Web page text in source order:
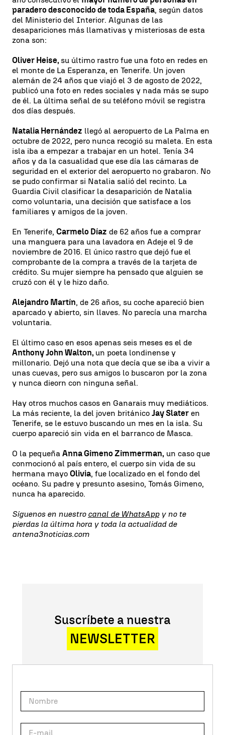
paradero desconocido de toda España, según datos
del Ministerio del Interior. Algunas de las
desapariciones más llamativas y misteriosas de esta
zona son:
Oliver Heise, su último rastro fue una foto en redes en
el monte de La Esperanza, en Tenerife. Un joven
alemán de 24 años que viajó el 3 de agosto de 2022,
publicó una foto en redes sociales y nada más se supo
de él. La última señal de su teléfono móvil se registra
dos días después.
Natalia Hernández llegó al aeropuerto de La Palma en
octubre de 2022, pero nunca recogió su maleta. En esta
isla iba a empezar a trabajar en un hotel. Tenía 34
años y da la casualidad que ese día las cámaras de
seguridad en el exterior del aeropuerto no grabaron. No
se pudo confirmar si Natalia salió del recinto. La
Guardia Civil clasificar la desaparición de Natalia
como voluntaria, una decisión que satisface a los
familiares y amigos de la joven.
En Tenerife, Carmelo Díaz de 62 años fue a comprar
una manguera para una lavadora en Adeje el 9 de
noviembre de 2016. El único rastro que dejó fue el
comprobante de la compra a través de la tarjeta de
crédito. Su mujer siempre ha pensado que alguien se
cruzó con él y le hizo daño.
Alejandro Martín, de 26 años, su coche apareció bien
aparcado y abierto, sin llaves. No parecía una marcha
voluntaria.
El último caso en esos apenas seis meses es el de
Anthony John Walton, un poeta londinense y
millonario. Dejó una nota que decía que se iba a vivir a
unas cuevas, pero sus amigos lo buscaron por la zona
y nunca dieorn con ninguna señal.
Hay otros muchos casos en Ganarais muy mediáticos.
La más reciente, la del joven británico Jay Slater en
Tenerife, se le estuvo buscando un mes en la isla. Su
cuerpo apareció sin vida en el barranco de Masca.
O la pequeña Anna Gimeno Zimmerman, un caso que
conmocionó al país entero, el cuerpo sin vida de su
hermana mayo Olivia, fue localizado en el fondo del
océano. Su padre y presunto asesino, Tomás Gimeno,
nunca ha aparecido.
Síguenos en nuestro canal de WhatsAppy no te
pierdas la última hora y toda la actualidad de
antena3noticias.com
Suscríbete a nuestra
NEWSLETTER